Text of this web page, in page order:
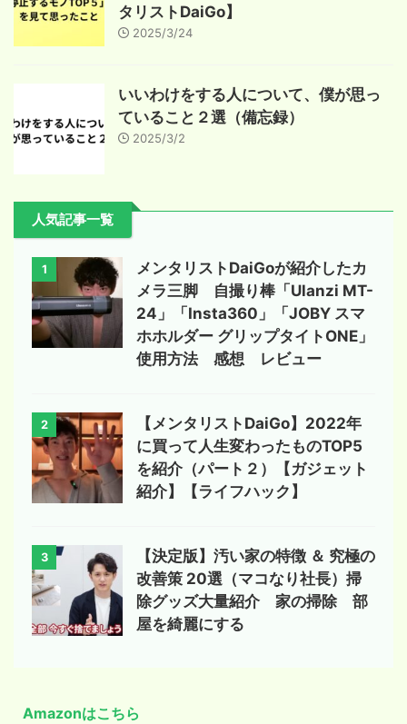
タリストDaiGo】
2025/3/24
いいわけをする人について、僕が思っ
ていること２選（備忘録）
2025/3/2
人気記事一覧
1
メンタリストDaiGoが紹介したカ
メラ三脚 自撮り棒「Ulanzi MT-
24」「Insta360」「JOBY スマ
ホホルダー グリップタイトONE」
使用方法 感想 レビュー
2
【メンタリストDaiGo】2022年
に買って人生変わったものTOP5
を紹介（パート２）【ガジェット
紹介】【ライフハック】
3
【決定版】汚い家の特徴 ＆ 究極の
改善策 20選（マコなり社長）掃
除グッズ大量紹介 家の掃除 部
屋を綺麗にする
Amazonはこちら